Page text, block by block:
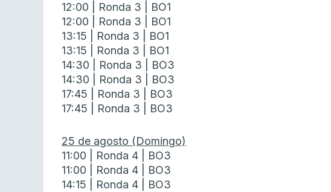
12:00 | Ronda 3 | BO1
12:00 | Ronda 3 | BO1
13:15 | Ronda 3 | BO1
13:15 | Ronda 3 | BO1
14:30 | Ronda 3 | BO3
14:30 | Ronda 3 | BO3
17:45 | Ronda 3 | BO3
17:45 | Ronda 3 | BO3
25 de agosto (Domingo)
11:00 | Ronda 4 | BO3
11:00 | Ronda 4 | BO3
14:15 | Ronda 4 | BO3